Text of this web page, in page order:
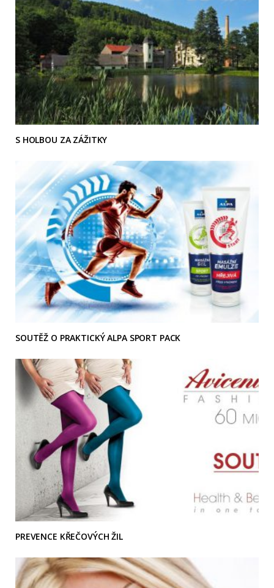
S HOLBOU ZA ZÁŽITKY
SOUTĚŽ O PRAKTICKÝ ALPA SPORT PACK
PREVENCE KŘEČOVÝCH ŽIL